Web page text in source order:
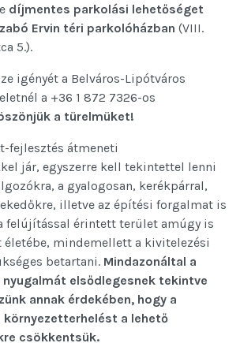
díjmentes parkolási lehetőséget
Ervin téri parkolóházban (VIII.
5.).
igényét a Belváros-Lipótváros
a +36 1 872 7326-os
a türelmüket!
fejlesztés átmeneti
jár, egyszerre kell tekintettel lenni
a gyalogosan, kerékpárral,
illetve az építési forgalmat is
felújítással érintett terület amúgy is
mindemellett a kivitelezési
betartani. Mindazonáltal a
nyugalmát elsődlegesnek tekintve
annak érdekében, hogy a
a lehető
csökkentsük.